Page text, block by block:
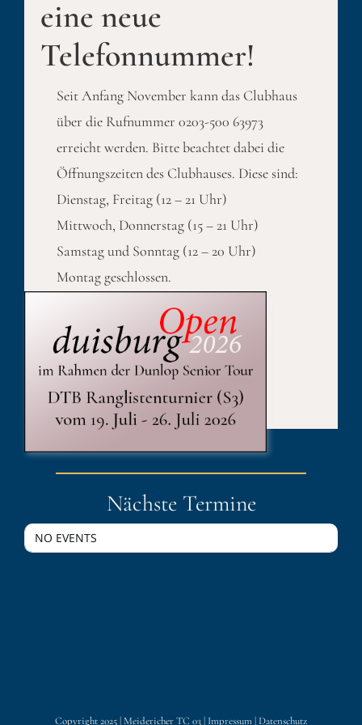
eine neue
Telefonnummer!
Seit Anfang November kann das Clubhaus
über die Rufnummer 0203-500 63973
erreicht werden. Bitte beachtet dabei die
Öffnungszeiten des Clubhauses. Diese sind:
Dienstag, Freitag (12 – 21 Uhr)
Mittwoch, Donnerstag (15 – 21 Uhr)
Samstag und Sonntag (12 – 20 Uhr)
Montag geschlossen.
Published On: 29. November 2025
Kategorien:Verein
Nächste Termine
NO EVENTS
Copyright 2025 | Meidericher TC 03 | Impressum | Datenschutz